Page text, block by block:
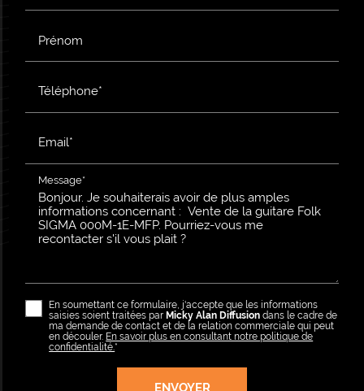
Prénom
Téléphone*
Email*
Message*
En soumettant ce formulaire, j'accepte que les informations
saisies soient traitées par Micky Alan Diffusion dans le cadre de
ma demande de contact et de la relation commerciale qui peut
en découler. En savoir plus en consultant notre politique de
confidentialité.*